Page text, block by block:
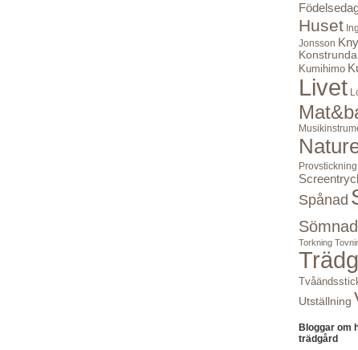
Huset
Jonsson
Konstrunda
Kumihimo
Livet
Provstickning
Spånad
Sömnad
Torkning
Utställning
Bloggar om
trädgård